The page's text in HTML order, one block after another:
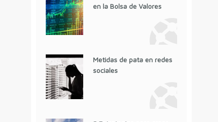
en la Bolsa de Valores
Metidas de pata en redes
sociales